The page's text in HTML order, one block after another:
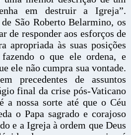
em destruir a Igreja”.
São Roberto Belarmino, os
de responder aos esforços de
apropriada às suas posições
o que ele ordena, e
ele não cumpra sua vontade.
precedentes de assuntos
final da crise pós-Vaticano
a nossa sorte até que o Céu
o Papa sagrado e corajoso
e a Igreja à ordem que Deus